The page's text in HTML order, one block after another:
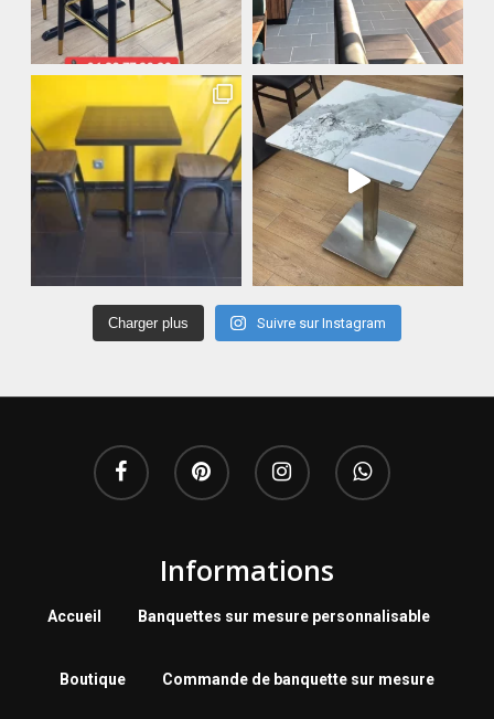
Charger plus Suivre sur Instagram
Informations
Accueil Banquettes sur mesure personnalisable
Boutique Commande de banquette sur mesure